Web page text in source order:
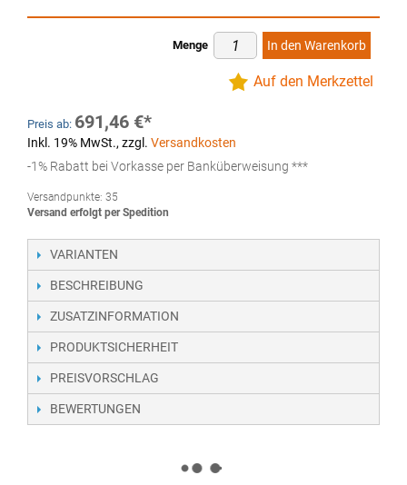
Menge In den Warenkorb
Auf den Merkzettel
Preis ab: 691,46 €
Inkl. 19% MwSt., zzgl. Versandkosten
-1% Rabatt bei Vorkasse per Banküberweisung ***
Versandpunkte: 35
Versand erfolgt per Spedition
VARIANTEN
BESCHREIBUNG
ZUSATZINFORMATION
PRODUKTSICHERHEIT
PREISVORSCHLAG
BEWERTUNGEN